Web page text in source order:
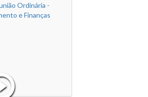
Ordinária -
e Finanças